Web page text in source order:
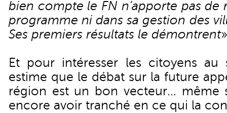
bien compte le FN n’apporte pas de
programme ni dans sa gestion des
Ses premiers résultats le démontrent»
Et pour intéresser les citoyens
estime que le débat sur la future
région est un bon vecteur… même
encore avoir tranché en ce qui la